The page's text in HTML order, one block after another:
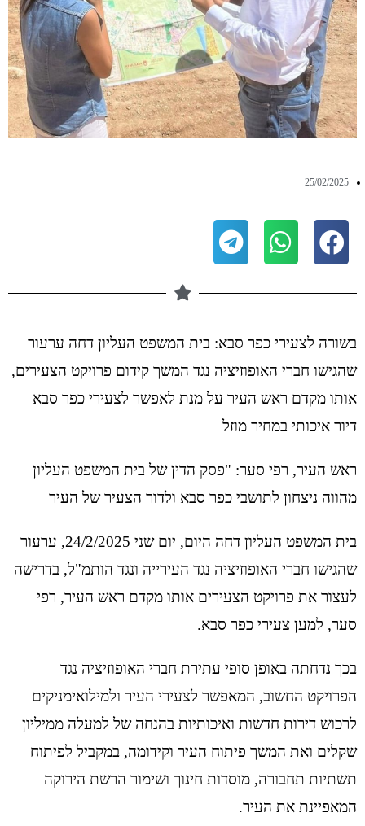
25/02/2025
בשורה לצעירי כפר סבא: בית המשפט העליון דחה ערעור
שהגישו חברי האופוזיציה נגד המשך קידום פרויקט הצעירים,
אותו מקדם ראש העיר על מנת לאפשר לצעירי כפר סבא
דיור איכותי במחיר מוזל
ראש העיר, רפי סער: "פסק הדין של בית המשפט העליון
מהווה ניצחון לתושבי כפר סבא ולדור הצעיר של העיר
בית המשפט העליון דחה היום, יום שני 24/2/2025, ערעור
שהגישו חברי האופוזיציה נגד העירייה ונגד הותמ"ל, בדרישה
לעצור את פרויקט הצעירים אותו מקדם ראש העיר, רפי
סער, למען צעירי כפר סבא.
בכך נדחתה באופן סופי עתירת חברי האופוזיציה נגד
הפרויקט החשוב, המאפשר לצעירי העיר ולמילואימניקים
לרכוש דירות חדשות ואיכותיות בהנחה של למעלה ממיליון
שקלים ואת המשך פיתוח העיר וקידומה, במקביל לפיתוח
תשתיות תחבורה, מוסדות חינוך ושימור הרשת הירוקה
המאפיינת את העיר.